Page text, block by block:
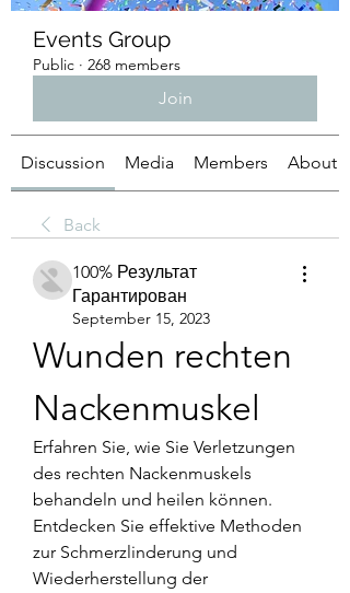
Events Group
Public · 268 members
Join
Discussion Media Members About
Back
100% Результат
Гарантирован
September 15, 2023
Wunden rechten
Nackenmuskel
Erfahren Sie, wie Sie Verletzungen
des rechten Nackenmuskels
behandeln und heilen können.
Entdecken Sie effektive Methoden
zur Schmerzlinderung und
Wiederherstellung der